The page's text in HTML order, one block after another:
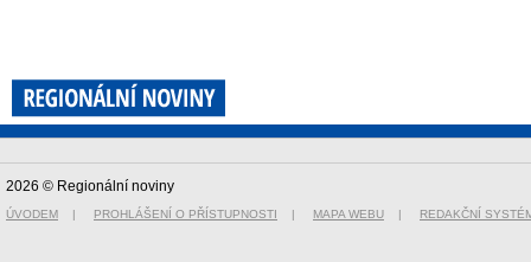
2026 © Regionální noviny
ÚVODEM | PROHLÁŠENÍ O PŘÍSTUPNOSTI | MAPA WEBU | REDAKČNÍ